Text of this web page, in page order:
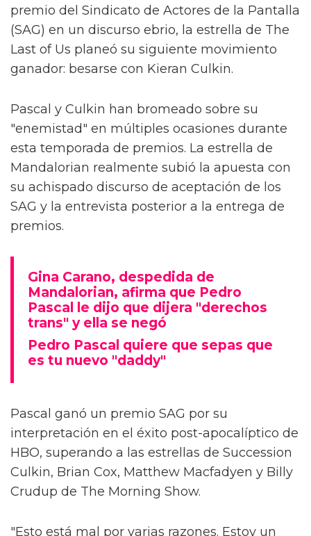
premio del Sindicato de Actores de la Pantalla
(SAG) en un discurso ebrio, la estrella de The
Last of Us planeó su siguiente movimiento
ganador: besarse con Kieran Culkin.
Pascal y Culkin han bromeado sobre su
"enemistad" en múltiples ocasiones durante
esta temporada de premios. La estrella de
Mandalorian realmente subió la apuesta con
su achispado discurso de aceptación de los
SAG y la entrevista posterior a la entrega de
premios.
Gina Carano, despedida de
Mandalorian, afirma que Pedro
Pascal le dijo que dijera "derechos
trans" y ella se negó
Pedro Pascal quiere que sepas que
es tu nuevo "daddy"
Pascal ganó un premio SAG por su
interpretación en el éxito post-apocalíptico de
HBO, superando a las estrellas de Succession
Culkin, Brian Cox, Matthew Macfadyen y Billy
Crudup de The Morning Show.
"Esto está mal por varias razones. Estoy un